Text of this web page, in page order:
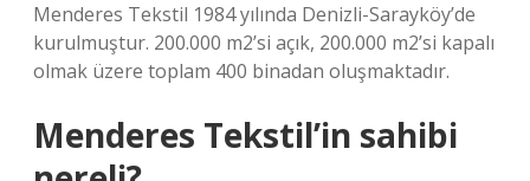
Menderes Tekstil 1984 yılında Denizli-Sarayköy’de
kurulmuştur. 200.000 m2’si açık, 200.000 m2’si kapalı
olmak üzere toplam 400 binadan oluşmaktadır.
Menderes Tekstil’in sahibi